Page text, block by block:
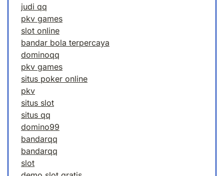
judi qq
pkv games
slot online
bandar bola terpercaya
dominoqq
pkv games
situs poker online
pkv
situs slot
situs qq
domino99
bandarqq
bandarqq
slot